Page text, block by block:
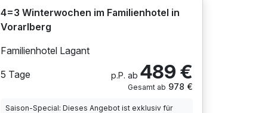
4=3 Winterwochen im Familienhotel in
Vorarlberg
Familienhotel Lagant
5 Tage
p.P. ab 489 €
Gesamt ab 978 €
Saison-Special: Dieses Angebot ist exklusiv für